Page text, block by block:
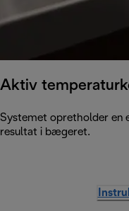
Aktiv
Systemet opretholder en
resultat i bægeret.